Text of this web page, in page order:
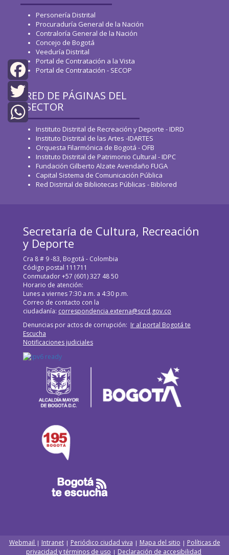
Facebook
Twitter
WhatsApp
Personería Distrital
Procuraduría General de la Nación
Contraloría General de la Nación
Concejo de Bogotá
Veeduría Distrital
Portal de Contratación a la Vista
Portal de Contratación - SECOP
RED DE PÁGINAS DEL
SECTOR
Instituto Distrital de Recreación y Deporte - IDRD
Instituto Distrital de las Artes -IDARTES
Orquesta Filarmónica de Bogotá - OFB
Instituto Distrital de Patrimonio Cultural - IDPC
Fundación Gilberto Alzate Avendaño FUGA
Capital Sistema de Comunicación Pública
Red Distrital de Bibliotecas Públicas - Biblored
Secretaría de Cultura, Recreación
y Deporte
Cra 8 # 9 -83, Bogotá - Colombia
Código postal 111711
Conmutador +57 (601) 327 48 50
Horario de atención:
Lunes a viernes 7:30 a.m. a 4:30 p.m.
Correo de contacto con la
ciudadanía: correspondencia.externa@scrd.gov.co
Denuncias por actos de corrupción: Ir al portal Bogotá te
Escucha
Notificaciones judiciales
Webmail | Intranet| Periódico ciudad viva | Mapa del sitio | Políticas de
privacidad y términos de uso | Declaración de accesibilidad